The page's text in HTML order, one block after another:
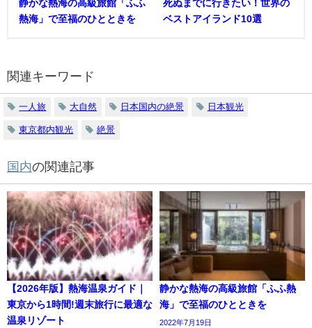
静かな熱海の高級旅館「ふふ
熱海」で至福のひとときを
死ぬまでに行きたい！世界の
ベストアイランド10選
関連キーワード
一人旅 大自然 日本国内の絶景 日本観光
東京都内観光 絶景
国内の関連記事
【2026年版】熱海温泉ガイド｜
東京から1時間!週末旅行に最適な
温泉リゾート
静かな熱海の高級旅館「ふふ熱
海」で至福のひとときを
2022年7月19日